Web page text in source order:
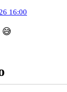
16:00
😅